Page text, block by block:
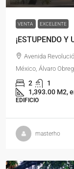
VENTA EXCELENTE
¡ESTUPENDO
Avenida
México, Álvaro
2
1
1,393.00 M2,
EDIFICIO
masterho